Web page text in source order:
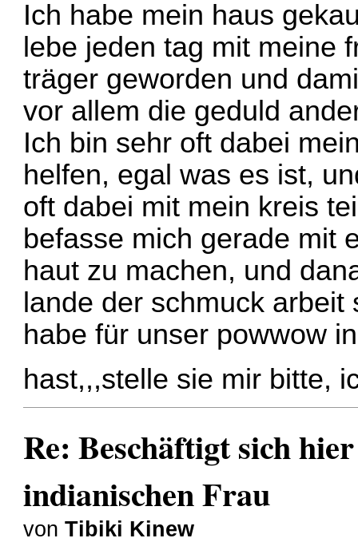
Ich habe mein haus
lebe jeden tag mit meine
träger geworden und
vor allem die geduld
Ich bin sehr oft dabei
helfen, egal was es ist,
oft dabei mit mein kreis
befasse mich gerade mit
haut zu machen, und
lande der schmuck
habe für unser powwow
hast,,,stelle sie mir bitte,
Re: Beschäftigt sich
indianischen Frau
vonTibiki Kinew